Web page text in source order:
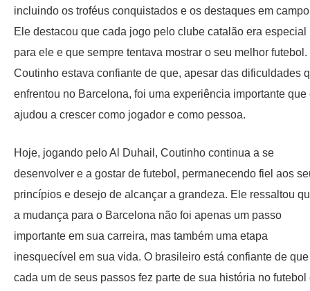
incluindo os troféus conquistados e os destaques em
Ele destacou que cada jogo pelo clube catalão era especial
para ele e que sempre tentava mostrar o seu melhor futebol.
Coutinho estava confiante de que, apesar das dificuldades
enfrentou no Barcelona, ​​foi uma experiência importante que
ajudou a crescer como jogador e como pessoa.
Hoje, jogando pelo Al Duhail, Coutinho continua a se
desenvolver e a gostar de futebol, permanecendo fiel aos
princípios e desejo de alcançar a grandeza. Ele ressaltou
a mudança para o Barcelona não foi apenas um passo
importante em sua carreira, mas também uma etapa
inesquecível em sua vida. O brasileiro está confiante de que
cada um de seus passos fez parte de sua história no futebol